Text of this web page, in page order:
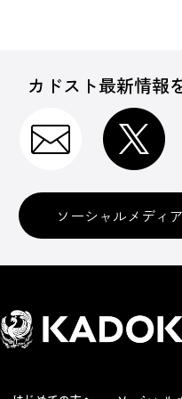
カドスト最新情報
ソーシャルメディ